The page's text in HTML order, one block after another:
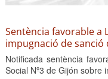
Sentència favorable a
impugnació de sanció
Notificada sentència
Social Nº3 de Gijón sobre